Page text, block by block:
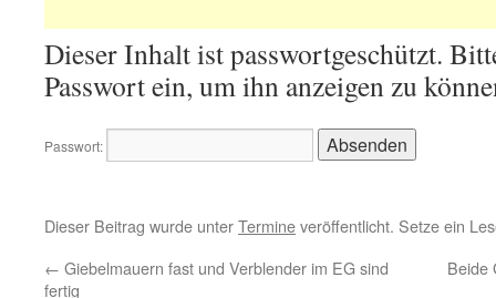
Dieser Inhalt ist passwortgeschützt.
Passwort ein, um ihn anzeigen zu
Passwort:
Dieser Beitrag wurde unterTermineveröffentlicht. Setze ein
← Giebelmauern fast und Verblender im EG sind
fertig
Beide